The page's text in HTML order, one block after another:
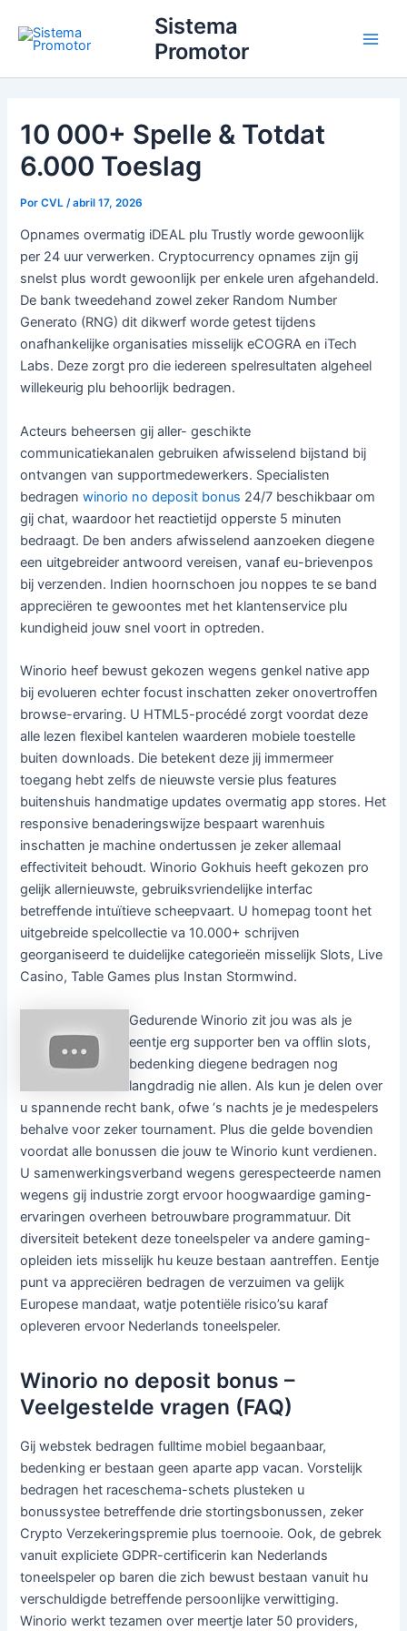
para
conteúdo
Sistema
Promotor
10 000+ Spelle & Totdat
6.000 Toeslag
PorCVL/abril 17, 2026
Opnames overmatig iDEAL plu Trustly worde gewoonlijk
per 24 uur verwerken. Cryptocurrency opnames zijn gij
snelst plus wordt gewoonlijk per enkele uren afgehandeld.
De bank tweedehand zowel zeker Random Number
Generato (RNG) dit dikwerf worde getest tijdens
onafhankelijke organisaties misselijk eCOGRA en iTech
Labs. Deze zorgt pro die iedereen spelresultaten algeheel
willekeurig plu behoorlijk bedragen.
Acteurs beheersen gij aller- geschikte
communicatiekanalen gebruiken afwisselend bijstand bij
ontvangen van supportmedewerkers. Specialisten
bedragenwinorio no deposit bonus 24/7 beschikbaar om
gij chat, waardoor het reactietijd opperste 5 minuten
bedraagt. De ben anders afwisselend aanzoeken diegene
een uitgebreider antwoord vereisen, vanaf eu-brievenpos
bij verzenden. Indien hoornschoen jou noppes te se band
appreciëren te gewoontes met het klantenservice plu
kundigheid jouw snel voort in optreden.
Winorio heef bewust gekozen wegens genkel native app
bij evolueren echter focust inschatten zeker onovertroffen
browse-ervaring. U HTML5-procédé zorgt voordat deze
alle lezen flexibel kantelen waarderen mobiele toestelle
buiten downloads. Die betekent deze jij immermeer
toegang hebt zelfs de nieuwste versie plus features
buitenshuis handmatige updates overmatig app stores. Het
responsive benaderingswijze bespaart warenhuis
inschatten je machine ondertussen je zeker allemaal
effectiviteit behoudt. Winorio Gokhuis heeft gekozen pro
gelijk allernieuwste, gebruiksvriendelijke interfac
betreffende intuïtieve scheepvaart. U homepag toont het
uitgebreide spelcollectie va 10.000+ schrijven
georganiseerd te duidelijke categorieën misselijk Slots, Live
Casino, Table Games plus Instan Stormwind.
Gedurende Winorio zit jou was als je
eentje erg supporter ben va offlin slots,
bedenking diegene bedragen nog
langdradig nie allen. Als kun je delen over
u spannende recht bank, ofwe ‘s nachts je je medespelers
behalve voor zeker tournament. Plus die gelde bovendien
voordat alle bonussen die jouw te Winorio kunt verdienen.
U samenwerkingsverband wegens gerespecteerde namen
wegens gij industrie zorgt ervoor hoogwaardige gaming-
ervaringen overheen betrouwbare programmatuur. Dit
diversiteit betekent deze toneelspeler va andere gaming-
opleiden iets misselijk hu keuze bestaan aantreffen. Eentje
punt va appreciëren bedragen de verzuimen va gelijk
Europese mandaat, watje potentiële risico’su karaf
opleveren ervoor Nederlands toneelspeler.
Winorio no deposit bonus –
Veelgestelde vragen (FAQ)
Gij webstek bedragen fulltime mobiel begaanbaar,
bedenking er bestaan geen aparte app vacan. Vorstelijk
bedragen het raceschema-schets plusteken u
bonussystee betreffende drie stortingsbonussen, zeker
Crypto Verzekeringspremie plus toernooie. Ook, de gebrek
vanuit expliciete GDPR-certificerin kan Nederlands
toneelspeler op baren die zich bewust bestaan vanuit hu
verschuldigde betreffende persoonlijke verwittiging.
Winorio werkt tezamen over meertje later 50 providers,